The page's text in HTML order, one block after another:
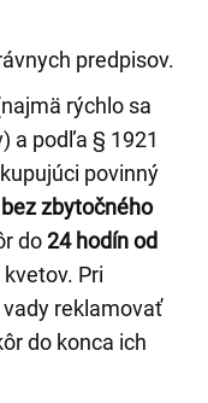
predpisov.
rýchlo sa
a podľa § 1921
povinný
zbytočného
do24 hodín od
Pri
reklamovať
do konca ich